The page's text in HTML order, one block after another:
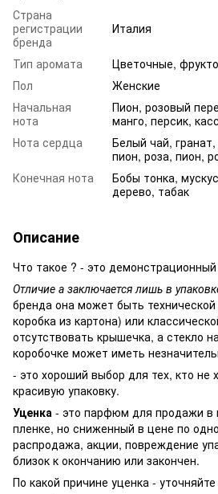
Страна
регистрации
бренда
Италия
Тип аромата
Цветочные,
Пол
Женские
Начальная
нота
Пион, розовый
манго, персик,
Нота сердца
Белый чай,
пион, роза, пион,
Конечная нота
Бобы тонка,
дерево, табак
Описание
Что такое ? - это
Отличие а заключается лишь в
бренда она может быть
коробка из картона) или
отсутствовать крышечка, а стекло
коробочке может иметь
- это хороший выбор для тех, кто не
красивую упаковку.
Уценка - это парфюм для продажи в
пленке, но сниженный в цене по
распродажа, акции, повреждение
близок к окончанию или закончен.
По какой причине уценка -